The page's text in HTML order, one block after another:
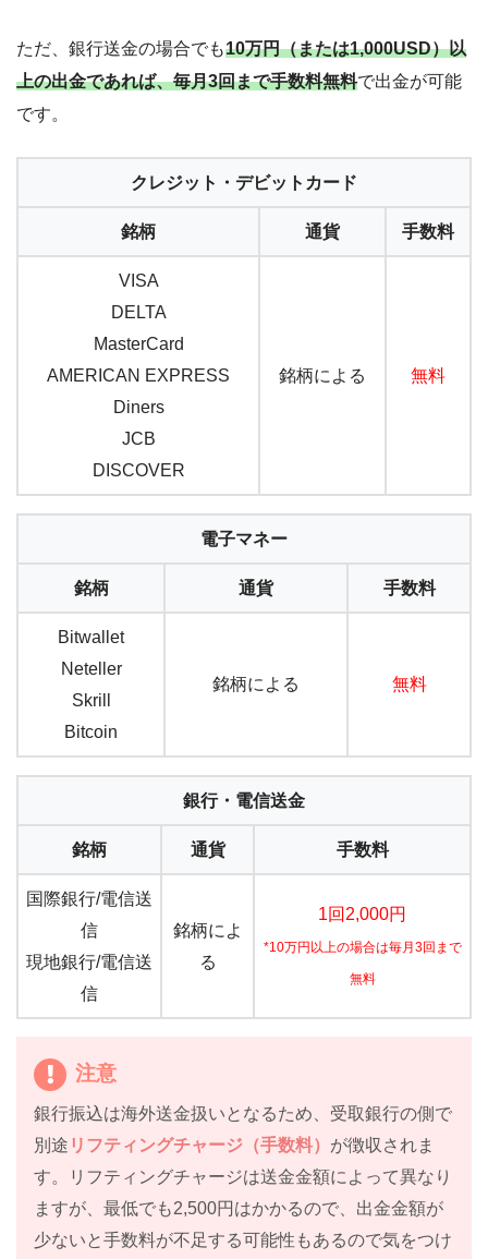
ただ、銀行送金の場合でも10万円（または1,000USD）以
上の出金であれば、毎月3回まで手数料無料で出金が可能
です。
クレジット・デビットカード
銘柄 通貨 手数料
VISA
DELTA
MasterCard
AMERICAN EXPRESS
Diners
JCB
DISCOVER
銘柄による 無料
電子マネー
銘柄 通貨 手数料
Bitwallet
Neteller
Skrill
Bitcoin
銘柄による 無料
銀行・電信送金
銘柄 通貨 手数料
国際銀行/電信送
信
現地銀行/電信送
信
銘柄によ
る
1回2,000円
*10万円以上の場合は毎月3回まで
無料
注意
銀行振込は海外送金扱いとなるため、受取銀行の側で
別途 リフティングチャージ（手数料） が徴収されま
す。リフティングチャージは送金金額によって異なり
ますが、最低でも2,500円はかかるので、出金金額が
少ないと手数料が不足する可能性もあるので気をつけ